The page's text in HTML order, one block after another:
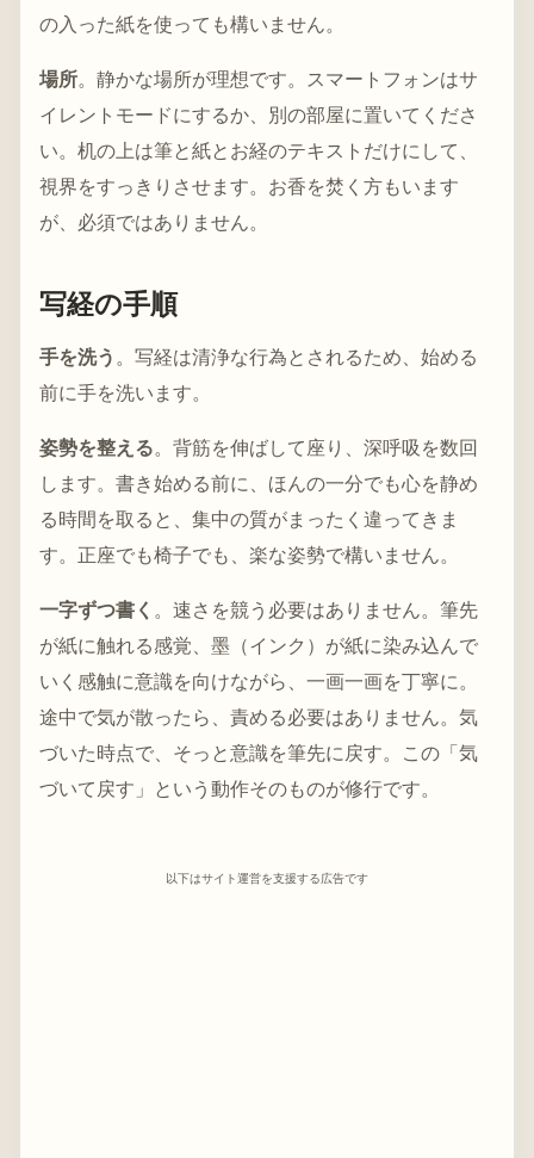
の入った紙を使っても構いません。
場所。静かな場所が理想です。スマートフォンはサ
イレントモードにするか、別の部屋に置いてくださ
い。机の上は筆と紙とお経のテキストだけにして、
視界をすっきりさせます。お香を焚く方もいます
が、必須ではありません。
写経の手順
手を洗う 。写経は清浄な行為とされるため、始める
前に手を洗います。
姿勢を整える。背筋を伸ばして座り、深呼吸を数回
します。書き始める前に、ほんの一分でも心を静め
る時間を取ると、集中の質がまったく違ってきま
す。正座でも椅子でも、楽な姿勢で構いません。
一字ずつ書く 。速さを競う必要はありません。筆先
が紙に触れる感覚、墨（インク）が紙に染み込んで
いく感触に意識を向けながら、一画一画を丁寧に。
途中で気が散ったら、責める必要はありません。気
づいた時点で、そっと意識を筆先に戻す。この「気
づいて戻す」という動作そのものが修行です。
以下はサイト運営を支援する広告です